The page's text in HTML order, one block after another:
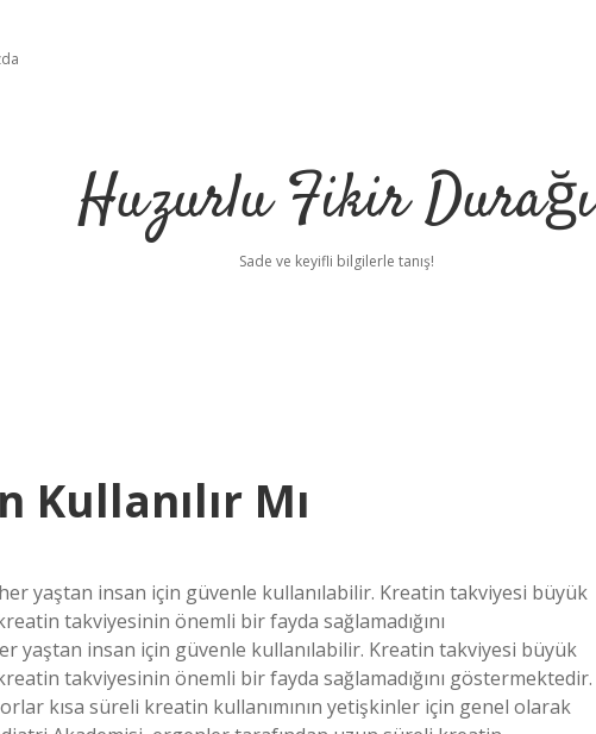
Huzurlu Fikir Durağı
Sade ve keyifli bilgilerle tanış!
Kullanılır Mı
yaştan insan için güvenle kullanılabilir. Kreatin takviyesi büyük
takviyesinin önemli bir fayda sağlamadığını
yaştan insan için güvenle kullanılabilir. Kreatin takviyesi büyük
takviyesinin önemli bir fayda sağlamadığını göstermektedir.
kısa süreli kreatin kullanımının yetişkinler için genel olarak